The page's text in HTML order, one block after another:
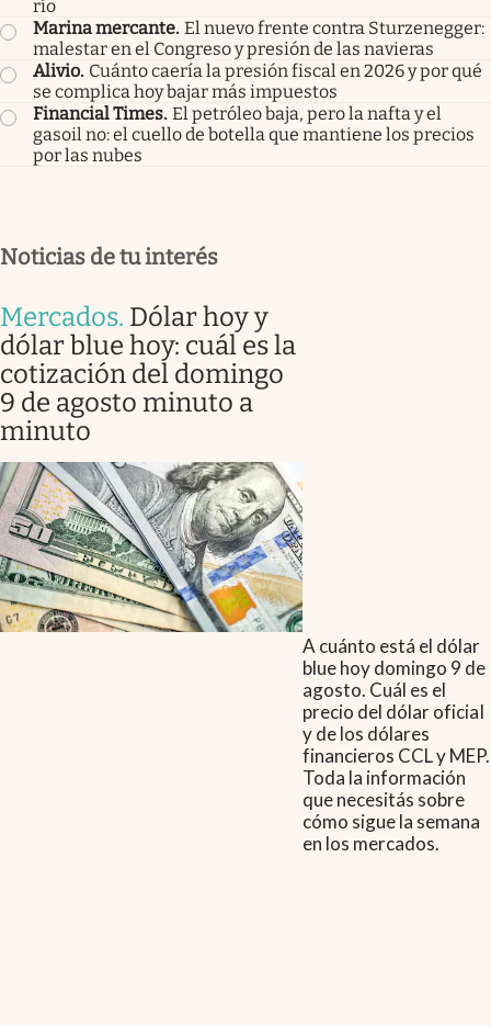
río
Marina mercante. El nuevo frente contra Sturzenegger:
malestar en el Congreso y presión de las navieras
Alivio. Cuánto caería la presión fiscal en 2026 y por qué
se complica hoy bajar más impuestos
Financial Times. El petróleo baja, pero la nafta y el
gasoil no: el cuello de botella que mantiene los precios
por las nubes
Noticias de tu interés
Mercados. Dólar hoy y
dólar blue hoy: cuál es la
cotización del domingo
9 de agosto minuto a
minuto
A cuánto está el dólar
blue hoy domingo 9 de
agosto. Cuál es el
precio del dólar oficial
y de los dólares
financieros CCL y MEP.
Toda la información
que necesitás sobre
cómo sigue la semana
en los mercados.